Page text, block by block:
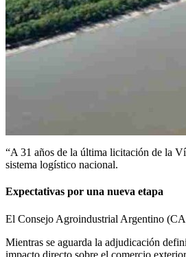
“A 31 años de la última licitación de la
sistema logístico nacional.
Expectativas por una nueva etapa
El Consejo Agroindustrial Argentino
Mientras se aguarda la adjudicación
impacto directo sobre el comercio